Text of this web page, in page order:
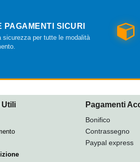
PAGAMENTI SICURI
sicurezza per tutte le modalità
Utili Pagamenti
Bonifico
Contrassegno
Paypal express